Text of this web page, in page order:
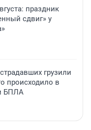
праздник
сдвиг» у
грузили
происходило в
БПЛА